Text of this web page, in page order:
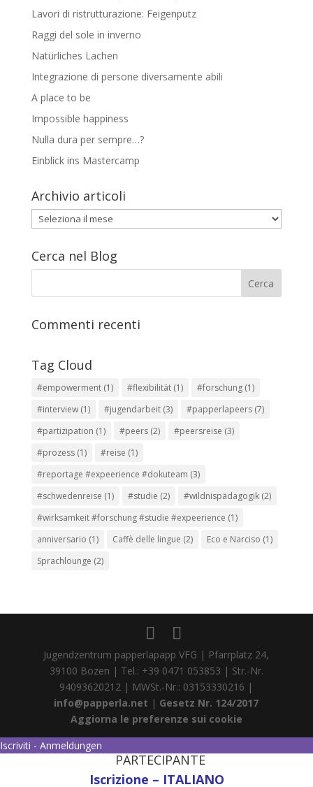
Lavori di ristrutturazione: Feigenputz
Raggi del sole in inverno
Natürliches Lachen
Integrazione di persone diversamente abili
A place to be
Impossible happiness
Nulla dura per sempre…?
Einblick ins Mastercamp
Archivio articoli
Archivio
articoli
Cerca nel Blog
Commenti recenti
Tag Cloud
#empowerment(1) #flexibilität(1) #forschung(1)
#interview(1) #jugendarbeit(3) #papperlapeers(7)
#partizipation (1) #peers(2) #peersreise (3)
#prozess(1) #reise (1)
#reportage #expeerience #dokuteam (3)
#schwedenreise (1) #studie (2) #wildnispädagogik(2)
#wirksamkeit #forschung #studie #expeerience (1)
anniversario (1) Caffè delle lingue (2) Eco e Narciso (1)
Sprachlounge (2)
Jugendzentrum papperlapapp VFG | Pfarrplatz 24,
39100 Bozen | Tel.: +39 0471 053853 | Str.-Nr.
94093620212 | MWSt.-Nr.: 03153330216 |
info@papperla.net | Gesetz Nr. 124/2017
Aggiorna le preferenze sui cookie
Iscriviti - Anmeldungen
PARTECIPANTE
Iscrizione – ITALIANO